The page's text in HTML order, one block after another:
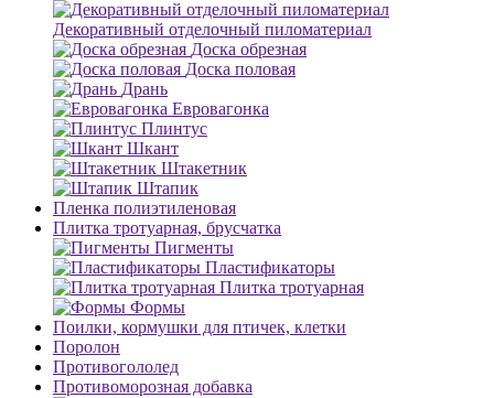
Декоративный отделочный пиломатериал
Доска обрезная
Доска половая
Дрань
Евровагонка
Плинтус
Шкант
Штакетник
Штапик
Пленка полиэтиленовая
Плитка тротуарная, брусчатка
Пигменты
Пластификаторы
Плитка тротуарная
Формы
Поилки, кормушки для птичек, клетки
Поролон
Противогололед
Противоморозная добавка